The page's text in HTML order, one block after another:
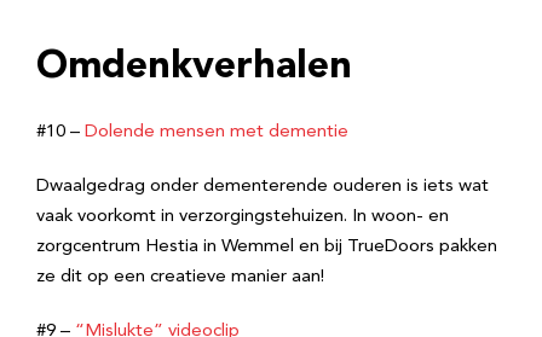
Omdenkverhalen
#10 – Dolende mensen met dementie
Dwaalgedrag onder dementerende ouderen is iets wat
vaak voorkomt in verzorgingstehuizen. In woon- en
zorgcentrum Hestia in Wemmel en bij TrueDoors pakken
ze dit op een creatieve manier aan!
#9 – “Mislukte” videoclip